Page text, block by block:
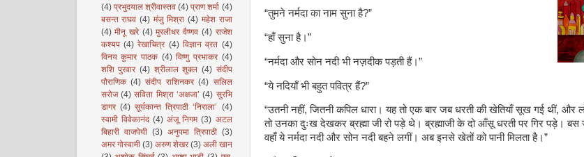
“तुमने नर्मदा का नाम सुना है?”
“हाँ सुना है।”
“नर्मदा और सोन नदी भी नज़दीक पड़ती हैं।”
“ये नदियाँ भी बहुत पवित्र हैं?”
“उतनी नहीं, जितनी कपिल धारा। यह तो एक बार जब धरती की खेतियाँ सूख गई थीं, और
तो उनका दुःख देखकर ब्रह्मा जी रो पड़े थे। ब्रह्माजी के दो आँसू धरती पर गिर पड़े।
वहाँ ये नर्मदा नदी और सोन नदी बहने लगीं। अब इनसे खेतों को पानी मिलता है।”
(4) प्रभुदयाल श्रीवास्तव (4) प्राण शर्मा (4)
बसन्त राघव (4) मंजु मिश्रा (4) महेश राजा
(4) मीनू खरे (4) मुरलीधर वैष्णव (4) राजेश
कश्यप (4) रेखाचित्र (4) विज्ञान व्रत (4)
विनय कुमार पाठक (4) विष्णु प्रभाकर (4)
शशि पुरवार (4) श्रीलाल शुक्ल (4) संदीप
पौराणिक (4) संदीप राशिनकर (4) सलिल
सरोज (4) सविता मिश्रा ‘अक्षजा’ (4) सुरभि
डागर (4) सूर्यकान्त त्रिपाठी ‘निराला’ (4)
स्वामी विवेकानंद (4) अंजू निगम (3) अटल
बिहारी वाजपेयी (3) अनुपमा त्रिपाठी (3)
अमर गोस्वामी (3) अरुण शेखर (3) अली खान